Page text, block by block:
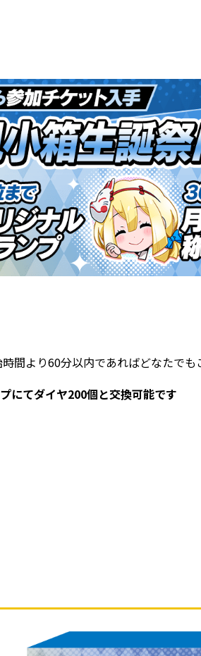
間より60分以内であればどなたでも
にてダイヤ200個と交換可能です